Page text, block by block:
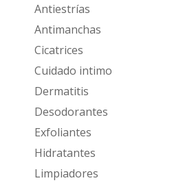
Antiestrías
Antimanchas
Cicatrices
Cuidado intimo
Dermatitis
Desodorantes
Exfoliantes
Hidratantes
Limpiadores